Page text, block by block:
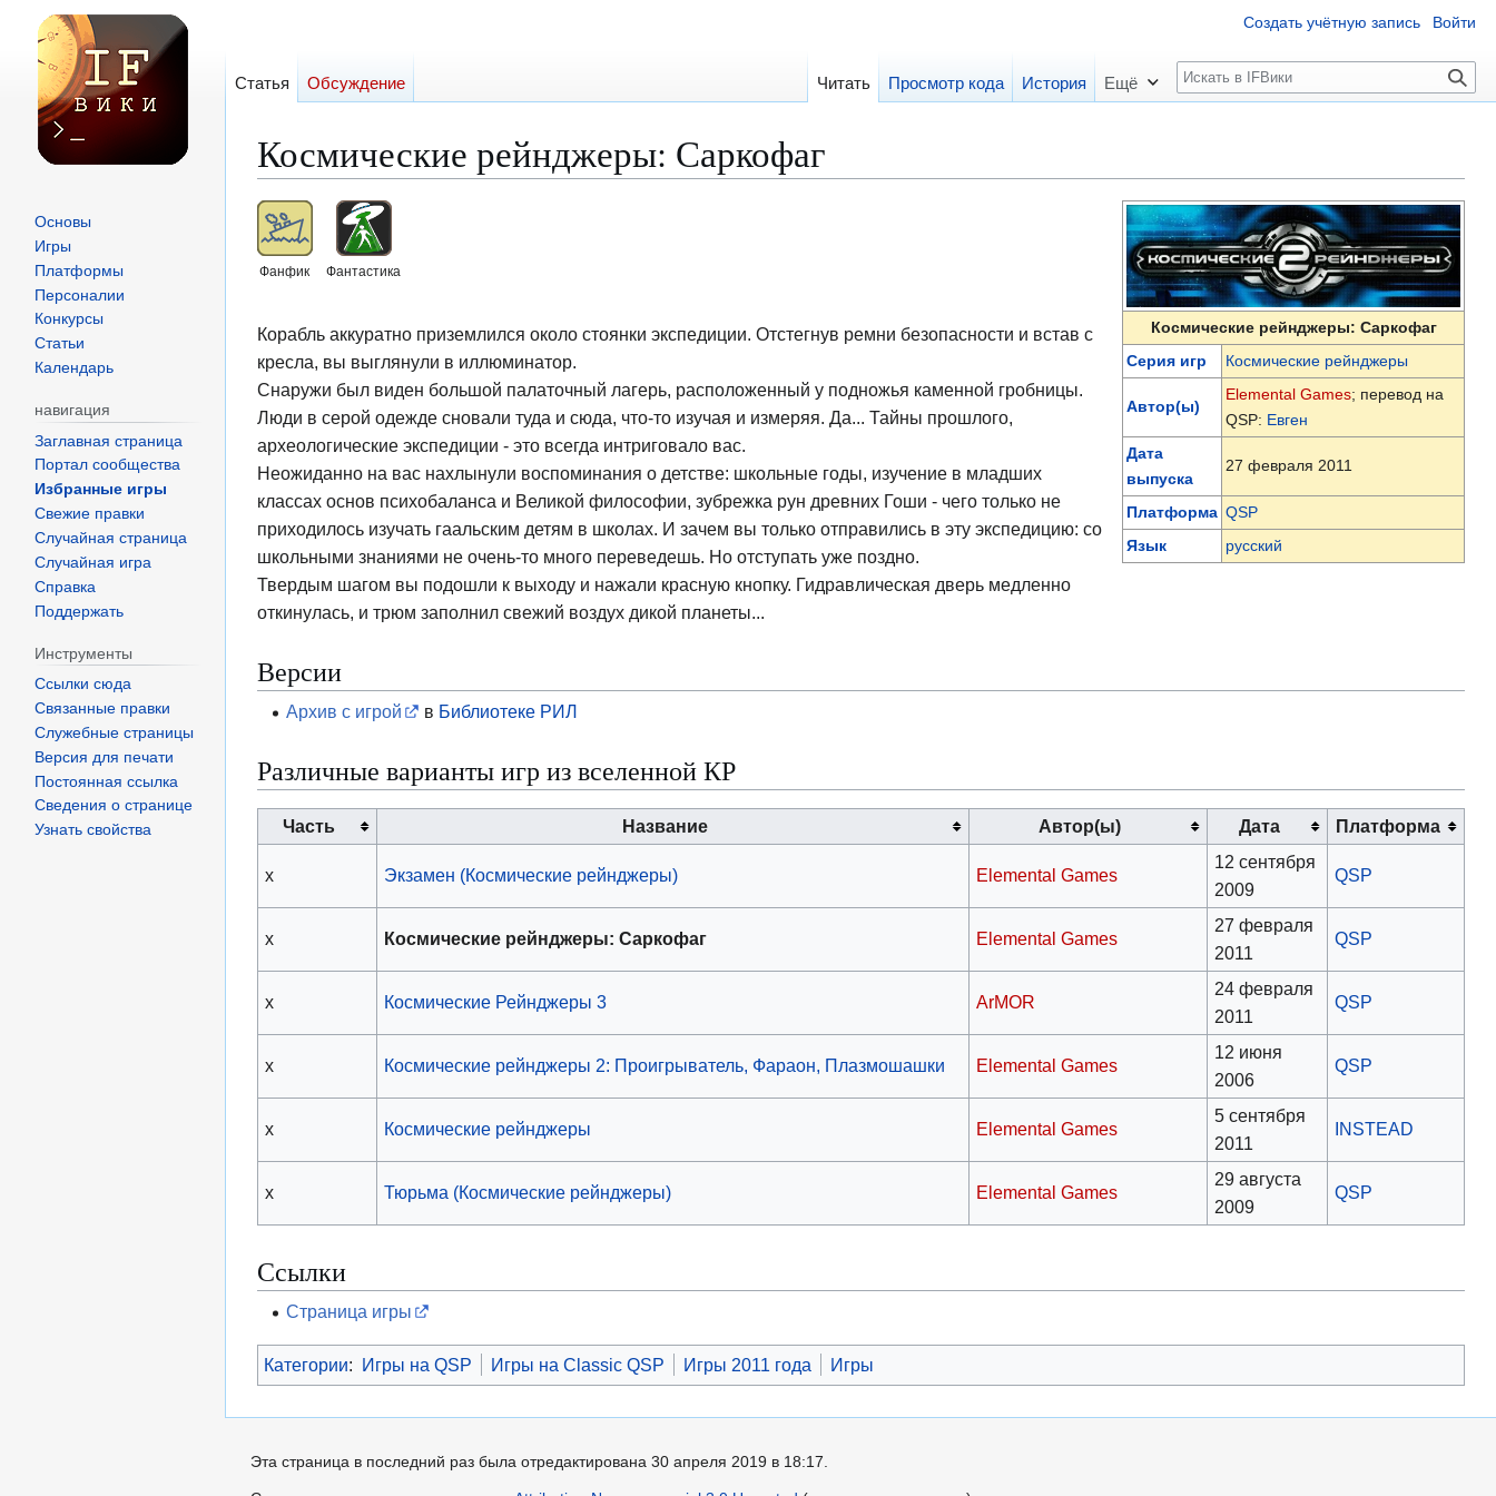
Космические рейнджеры: Саркофаг
Перейти
к
навигации
Перейти
к
поиску
Космические рейнджеры: Саркофаг
Серия игр
Космические рейнджеры
Автор(ы)
Elemental Games; перевод на
QSP: Евген
Дата
выпуска
27 февраля 2011
Платформа QSP
Язык
русский
Фанфик Фантастика
Корабль аккуратно приземлился около стоянки экспедиции. Отстегнув ремни безопасности и встав с
кресла, вы выглянули в иллюминатор.
Снаружи был виден большой палаточный лагерь, расположенный у подножья каменной гробницы.
Люди в серой одежде сновали туда и сюда, что-то изучая и измеряя. Да... Тайны прошлого,
археологические экспедиции - это всегда интриговало вас.
Неожиданно на вас нахлынули воспоминания о детстве: школьные годы, изучение в младших
классах основ психобаланса и Великой философии, зубрежка рун древних Гоши - чего только не
приходилось изучать гаальским детям в школах. И зачем вы только отправились в эту экспедицию: со
школьными знаниями не очень-то много переведешь. Но отступать уже поздно.
Твердым шагом вы подошли к выходу и нажали красную кнопку. Гидравлическая дверь медленно
откинулась, и трюм заполнил свежий воздух дикой планеты...
Версии
Архив с игрой в Библиотеке РИЛ
Различные варианты игр из вселенной КР
Часть Название Автор(ы) Дата Платформа
x Экзамен (Космические рейнджеры) Elemental Games
12 сентября
2009
QSP
x Космические рейнджеры: Саркофаг Elemental Games
27 февраля
2011
QSP
x Космические Рейнджеры 3 ArMOR
24 февраля
2011
QSP
x Космические рейнджеры 2: Проигрыватель, Фараон, Плазмошашки Elemental Games
12 июня
2006
QSP
x Космические рейнджеры Elemental Games
5 сентября
2011
INSTEAD
x Тюрьма (Космические рейнджеры) Elemental Games
29 августа
2009
QSP
Ссылки
Страница игры
Категории: Игры на QSP Игры на Classic QSP Игры 2011 года Игры
Создать учётную запись Войти
Статья Обсуждение Читать Просмотр кода История Ещё
П
о
к
Основы
Игры
Платформы
Персоналии
Конкурсы
Статьи
Календарь
навигация
Заглавная страница
Портал сообщества
Избранные игры
Свежие правки
Случайная страница
Случайная игра
Справка
Поддержать
Инструменты
Ссылки сюда
Связанные правки
Служебные страницы
Версия для печати
Постоянная ссылка
Сведения о странице
Узнать свойства
Эта страница в последний раз была отредактирована 30 апреля 2019 в 18:17.